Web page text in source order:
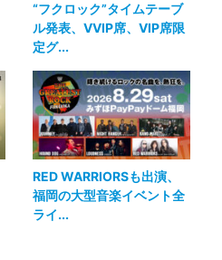
“フクロック”タイムテーブ
ル発表、VVIP席、VIP席限
定グ...
RED WARRIORSも出演、
福岡の大型音楽イベント全
ライ...